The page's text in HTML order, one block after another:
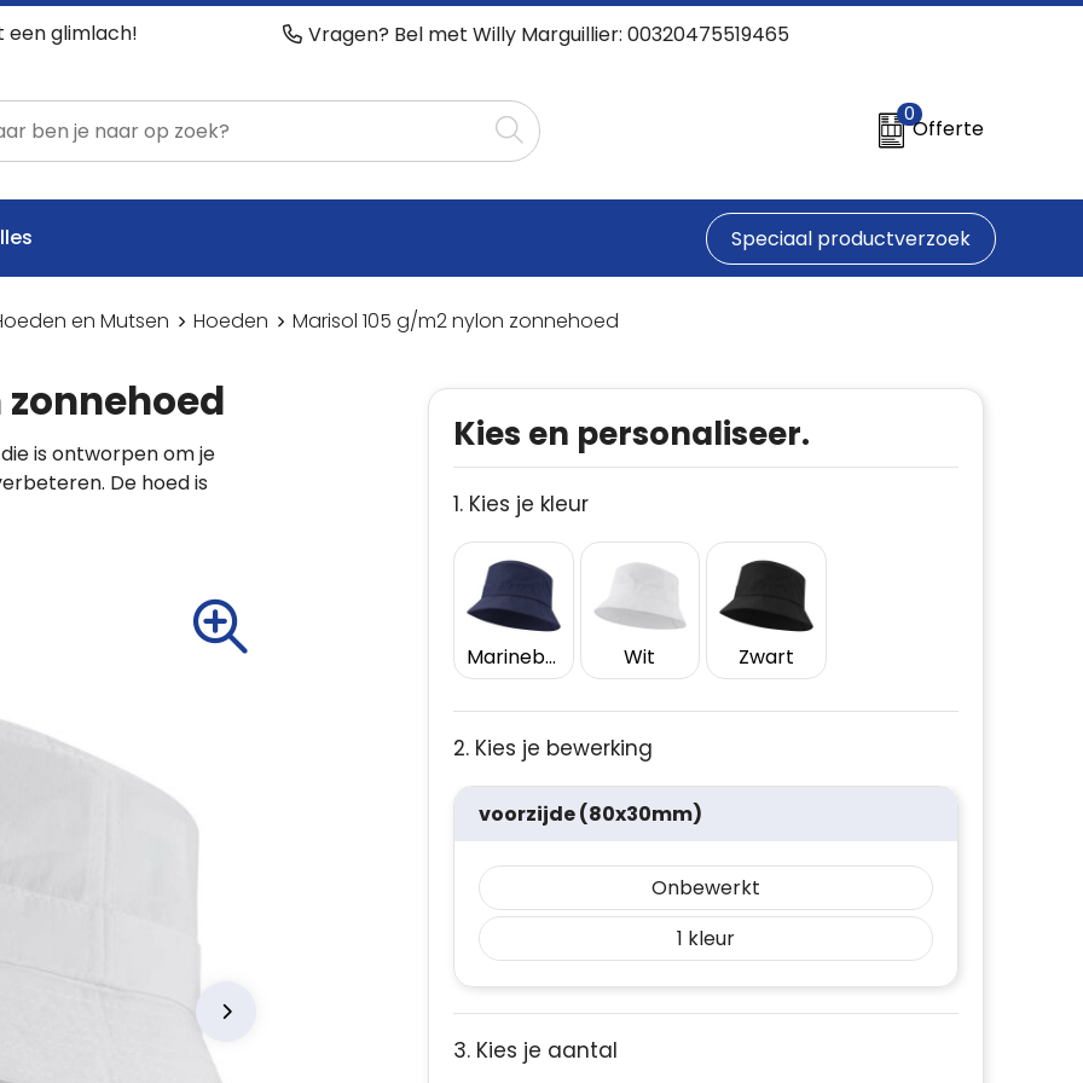
een glimlach! Vragen? Bel met Willy Marguillier: 00320475519465
0
Offerte
Speciaal productverzoek
en Mutsen Hoeden Marisol 105 g/m2 nylon zonnehoed
is ontworpen om je
De hoed is
Kies en personaliseer.
1. Kies je kleur
Marineblauw Wit Zwart
2. Kies je bewerking
voorzijde (80x30mm)
Onbewerkt
1
3. Kies je aantal